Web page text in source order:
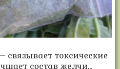
связывает токсические
состав желчи…